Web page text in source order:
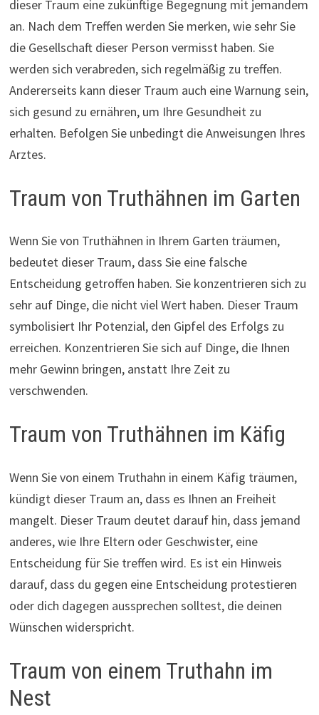
dieser Traum eine zukünftige Begegnung mit jemandem
an. Nach dem Treffen werden Sie merken, wie sehr Sie
die Gesellschaft dieser Person vermisst haben. Sie
werden sich verabreden, sich regelmäßig zu treffen.
Andererseits kann dieser Traum auch eine Warnung sein,
sich gesund zu ernähren, um Ihre Gesundheit zu
erhalten. Befolgen Sie unbedingt die Anweisungen Ihres
Arztes.
Traum von Truthähnen im Garten
Wenn Sie von Truthähnen in Ihrem Garten träumen,
bedeutet dieser Traum, dass Sie eine falsche
Entscheidung getroffen haben. Sie konzentrieren sich zu
sehr auf Dinge, die nicht viel Wert haben. Dieser Traum
symbolisiert Ihr Potenzial, den Gipfel des Erfolgs zu
erreichen. Konzentrieren Sie sich auf Dinge, die Ihnen
mehr Gewinn bringen, anstatt Ihre Zeit zu
verschwenden.
Traum von Truthähnen im Käfig
Wenn Sie von einem Truthahn in einem Käfig träumen,
kündigt dieser Traum an, dass es Ihnen an Freiheit
mangelt. Dieser Traum deutet darauf hin, dass jemand
anderes, wie Ihre Eltern oder Geschwister, eine
Entscheidung für Sie treffen wird. Es ist ein Hinweis
darauf, dass du gegen eine Entscheidung protestieren
oder dich dagegen aussprechen solltest, die deinen
Wünschen widerspricht.
Traum von einem Truthahn im
Nest